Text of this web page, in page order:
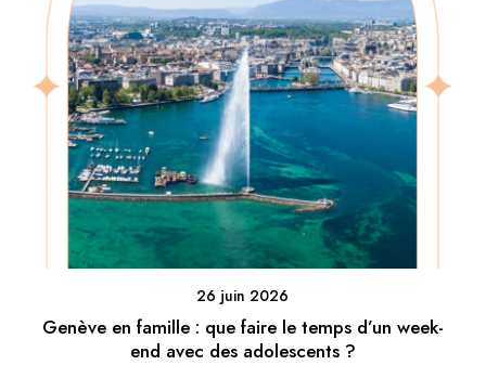
26 juin 2026
Genève en famille : que faire le temps d’un week-
end avec des adolescents ?